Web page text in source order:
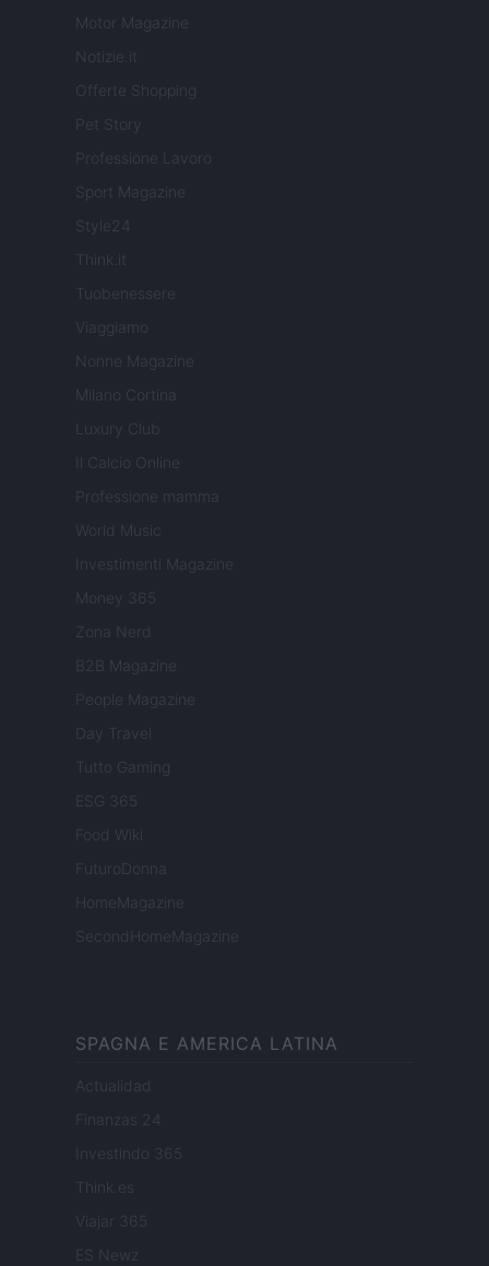
Motor Magazine
Notizie.it
Offerte Shopping
Pet Story
Professione Lavoro
Sport Magazine
Style24
Think.it
Tuobenessere
Viaggiamo
Nonne Magazine
Milano Cortina
Luxury Club
Il Calcio Online
Professione mamma
World Music
Investimenti Magazine
Money 365
Zona Nerd
B2B Magazine
People Magazine
Day Travel
Tutto Gaming
ESG 365
Food Wiki
FuturoDonna
HomeMagazine
SecondHomeMagazine
SPAGNA E AMERICA LATINA
Actualidad
Finanzas 24
Investindo 365
Think.es
Viajar 365
ES Newz